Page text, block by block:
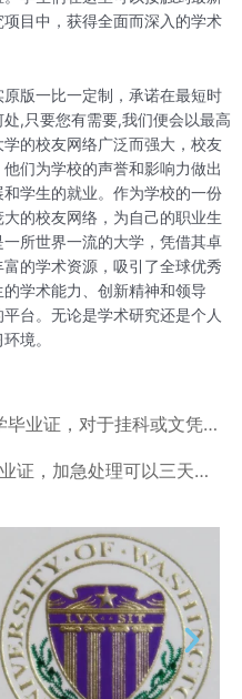
目中，获得全面而深入的学术
版一比一定制，承诺在最短时
,只要您有需要,我们便会以最高
的校友网络广泛而强大，校友
们为学校的声誉和影响力做出
学生的就业。作为学校的一份
的校友网络，为自己的职业生
所世界一流的大学，凭借其卓
的学术资源，吸引了全球优秀
学术能力、创新精神和领导
台。无论是学术研究还是个人
境。
办理东伊利诺伊大学毕业证，对于挂科或文凭遗失来说不再是难事！
办理凤凰城大学毕业证，加急处理可以三天就收到吗？